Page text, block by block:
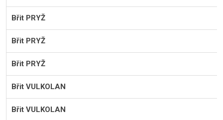
Břit PRYŽ
Břit PRYŽ
Břit PRYŽ
Břit VULKOLAN
Břit VULKOLAN